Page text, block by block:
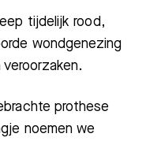
tijdelijk rood,
wondgenezing
prothese
noemen we